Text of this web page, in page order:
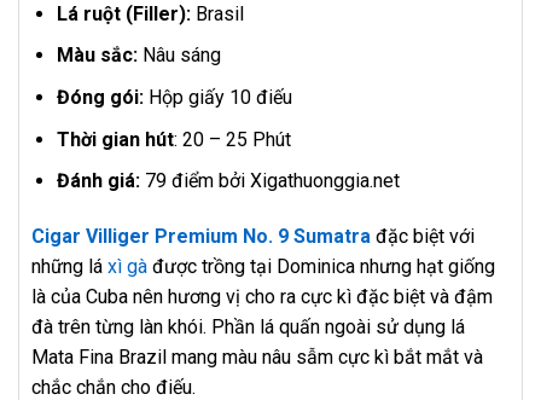
Lá ruột (Filler):Brasil
Màu sắc: Nâu sáng
Đóng gói: Hộp giấy 10 điếu
Thời gian hút: 20 – 25 Phút
Đánh giá: 79 điểm bởi Xigathuonggia.net
Cigar Villiger Premium No. 9 Sumatra đặc biệt với
những lá xì gà được trồng tại Dominica nhưng hạt giống
là của Cuba nên hương vị cho ra cực kì đặc biệt và đậm
đà trên từng làn khói. Phần lá quấn ngoài sử dụng lá
Mata Fina Brazil mang màu nâu sẫm cực kì bắt mắt và
chắc chắn cho điếu.